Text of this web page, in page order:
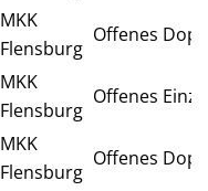
MKK
Flensburg
Offenes
MKK
Flensburg
Offenes
MKK
Flensburg
Offenes